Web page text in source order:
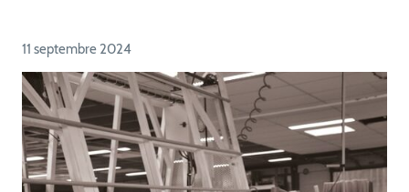
11 septembre 2024